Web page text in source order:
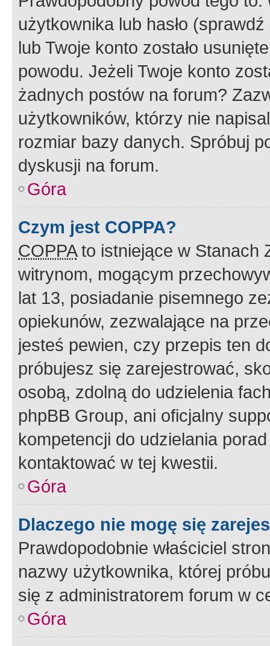
użytkownika lub hasło
lub Twoje konto zostało
powodu. Jeżeli Twoje konto
żadnych postów na forum?
użytkowników, którzy nie
rozmiar bazy danych. Spróbuj
dyskusji na forum.
Góra
Czym jest COPPA?
COPPAto istniejące w Stanach
witrynom, mogącym
lat 13, posiadanie pisemnego
opiekunów, zezwalające na
jesteś pewien, czy przepis ten
próbujesz się zarejestrować,
osobą, zdolną do udzielenia
phpBB Group, ani oficjalny
kompetencji do udzielania
kontaktować w tej kwestii.
Góra
Dlaczego nie mogę się
Prawdopodobnie właściciel
nazwy użytkownika, której
się z administratorem forum w
Góra